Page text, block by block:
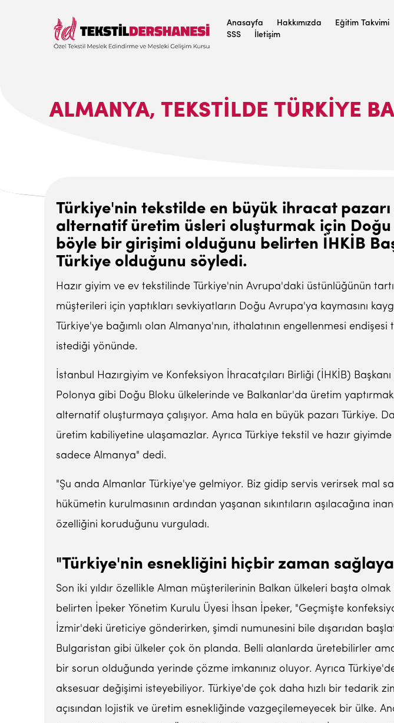
Anasayfa Hakkımızda Eğitim Takvimi
SSS
İletişim
ALMANYA, TEKSTILDE TÜRKIYE
Türkiye'nin tekstilde en büyük ihracat pazarı
alternatif üretim üsleri oluşturmak için Doğu
böyle bir girişimi olduğunu belirten İHKİB
Türkiye olduğunu söyledi.
Hazır giyim ve ev tekstilinde Türkiye'nin Avrupa'daki üstünlüğünün
müşterileri için yaptıkları sevkiyatların Doğu Avrupa'ya kaymasını
Türkiye'ye bağımlı olan Almanya'nın, ithalatının engellenmesi
istediği yönünde.
İstanbul Hazırgiyim ve Konfeksiyon İhracatçıları Birliği (İHKİB)
Polonya gibi Doğu Bloku ülkelerinde ve Balkanlar'da üretim
alternatif oluşturmaya çalışıyor. Ama hala en büyük pazarı Türkiye.
üretim kabiliyetine ulaşamazlar. Ayrıca Türkiye tekstil ve hazır
sadece Almanya" dedi.
"Şu anda Almanlar Türkiye'ye gelmiyor. Biz gidip servis verirsek mal
hükümetin kurulmasının ardından yaşanan sıkıntıların aşılacağına
özelliğini koruduğunu vurguladı.
"Türkiye'nin esnekliğini hiçbir zaman
Son iki yıldır özellikle Alman müşterilerinin Balkan ülkeleri başta
belirten İpeker Yönetim Kurulu Üyesi İhsan İpeker, "Geçmişte
İzmir'deki üreticiye gönderirken, şimdi numunesini bile dışarıdan
Bulgaristan gibi ülkeler çok ön planda. Belli alanlarda üretebilirler
bir sorun olduğunda yerinde çözme imkanınız oluyor. Ayrıca
aksesuar değişimi isteyebiliyor. Türkiye'de çok daha hızlı bir tedarik
açısından lojistik ve üretim esnekliğinde vazgeçilemeyecek bir ülke.